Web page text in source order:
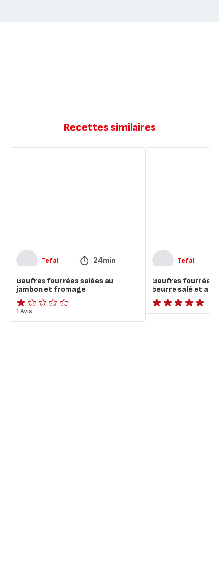
Recettes similaires
Tefal 24min
Gaufres fourrées salées au
jambon et fromage
Avis
1
1 Avis
Tefal
Gaufres fourrées
beurre salé et aux
ratings.NaN